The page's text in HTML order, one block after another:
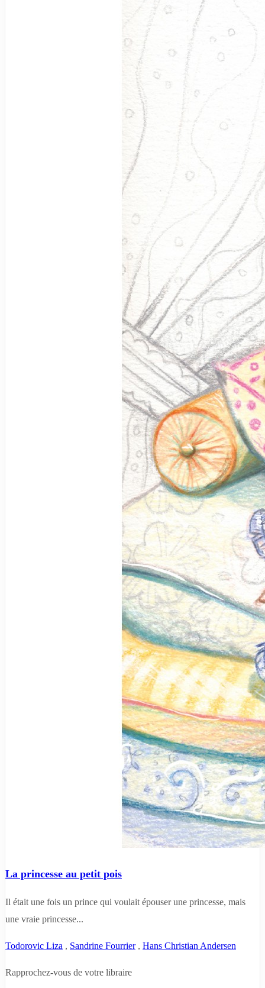
La princesse au petit pois
Il était une fois un prince qui voulait épouser une princesse, mais
une vraie princesse...
Todorovic Liza , Sandrine Fourrier, Hans Christian Andersen
Rapprochez-vous de votre libraire